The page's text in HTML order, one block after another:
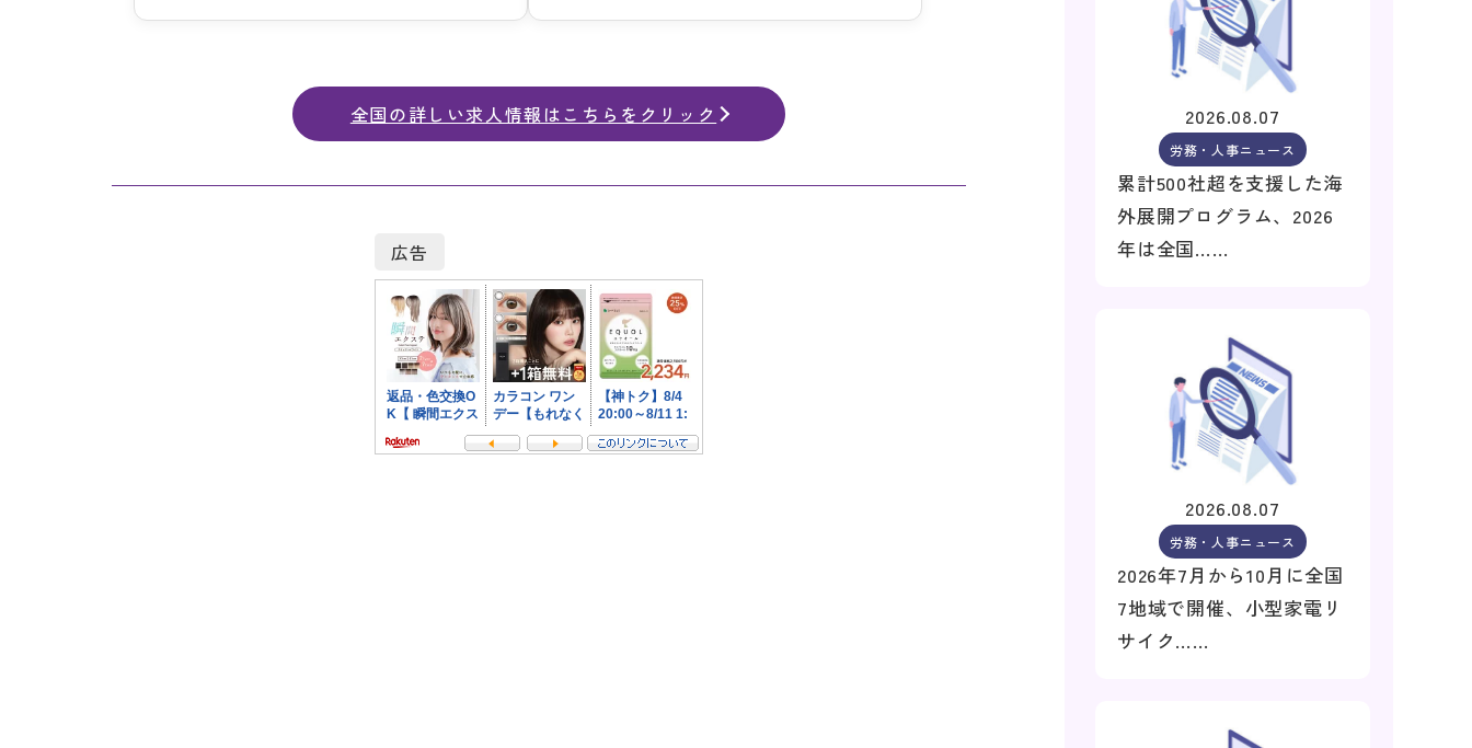
全国の詳しい求人情報はこちらをクリック
広告
2026.08.07
労務・人事ニュース
累計500社超を支援した海
外展開プログラム、2026
年は全国……
2026.08.07
労務・人事ニュース
2026年7月から10月に全国
7地域で開催、小型家電リ
サイク……